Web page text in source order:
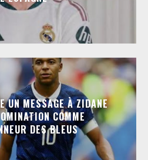
UN MESSAGE À ZIDANE
COMME
DES BLEUS